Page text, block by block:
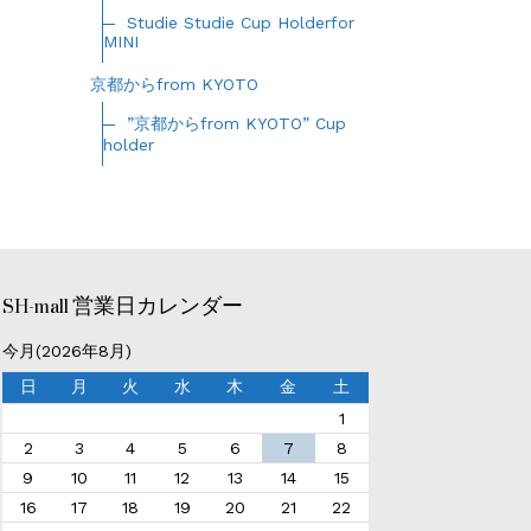
Studie Studie Cup Holderfor
MINI
京都からfrom KYOTO
”京都からfrom KYOTO” Cup
holder
SH-mall 営業日カレンダー
今月(2026年8月)
日
月 火 水 木 金
土
1
2
3 4 5 6 7
8
9
10 11 12 13 14
15
16
17 18 19 20 21
22